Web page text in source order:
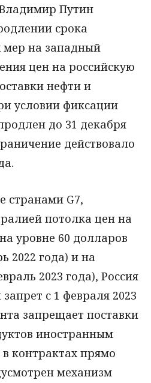
Путин
срока
мер на западный
цен на российскую
нефти и
условии фиксации
до 31 декабря
действовало
странами G7,
потолка цен на
уровне 60 долларов
2022 года) и на
2023 года), Россия
с 1 февраля 2023
запрещает поставки
иностранным
контрактах прямо
механизм